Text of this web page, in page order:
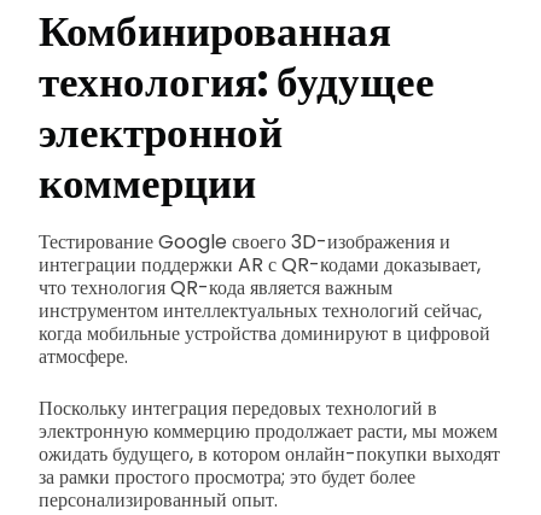
Комбинированная
технология: будущее
электронной
коммерции
Тестирование Google своего 3D-изображения и
интеграции поддержки AR с QR-кодами доказывает,
что технология QR-кода является важным
инструментом интеллектуальных технологий сейчас,
когда мобильные устройства доминируют в цифровой
атмосфере.
Поскольку интеграция передовых технологий в
электронную коммерцию продолжает расти, мы можем
ожидать будущего, в котором онлайн-покупки выходят
за рамки простого просмотра; это будет более
персонализированный опыт.